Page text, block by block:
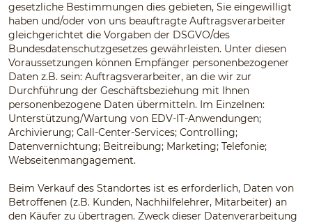
gesetzliche Bestimmungen dies gebieten, Sie eingewilligt
haben und/oder von uns beauftragte Auftragsverarbeiter
gleichgerichtet die Vorgaben der DSGVO/des
Bundesdatenschutzgesetzes gewährleisten. Unter diesen
Voraussetzungen können Empfänger personenbezogener
Daten z.B. sein: Auftragsverarbeiter, an die wir zur
Durchführung der Geschäftsbeziehung mit Ihnen
personenbezogene Daten übermitteln. Im Einzelnen:
Unterstützung/Wartung von EDV-IT-Anwendungen;
Archivierung; Call-Center-Services; Controlling;
Datenvernichtung; Beitreibung; Marketing; Telefonie;
Webseitenmangagement.
Beim Verkauf des Standortes ist es erforderlich, Daten von
Betroffenen (z.B. Kunden, Nachhilfelehrer, Mitarbeiter) an
den Käufer zu übertragen. Zweck dieser Datenverarbeitung